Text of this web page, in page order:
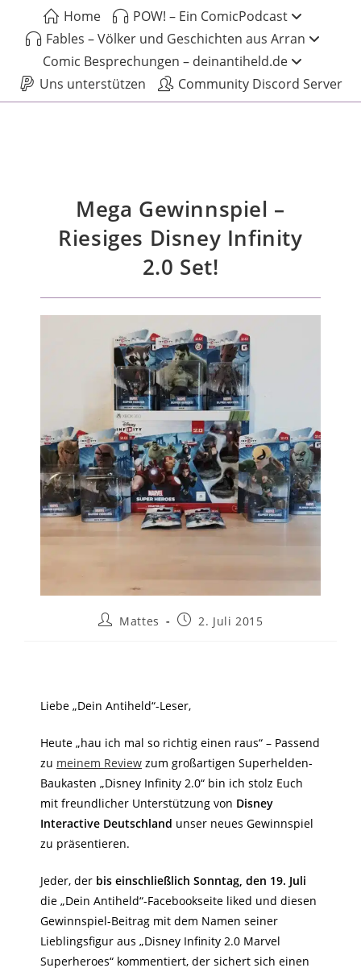
Home
POW! – Ein ComicPodcast
Fables – Völker und Geschichten aus Arran
Comic Besprechungen – deinantiheld.de
Uns unterstützen
Community Discord Server
Mega Gewinnspiel –
Riesiges Disney Infinity
2.0 Set!
Mattes 2. Juli 2015
Liebe „Dein Antiheld“-Leser,
Heute „hau ich mal so richtig einen raus“ – Passend
zu meinem Review zum großartigen Superhelden-
Baukasten „Disney Infinity 2.0“ bin ich stolz Euch
mit freundlicher Unterstützung von Disney
Interactive Deutschland unser neues Gewinnspiel
zu präsentieren.
Jeder, der bis einschließlich Sonntag, den 19. Juli
die „Dein Antiheld“-Facebookseite liked und diesen
Gewinnspiel-Beitrag mit dem Namen seiner
Lieblingsfigur aus „Disney Infinity 2.0 Marvel
Superheroes“ kommentiert, der sichert sich einen